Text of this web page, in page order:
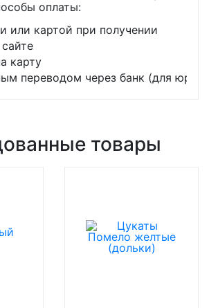
оплаты:
или картой при получении
карту
переводом через банк (для юр.
товары